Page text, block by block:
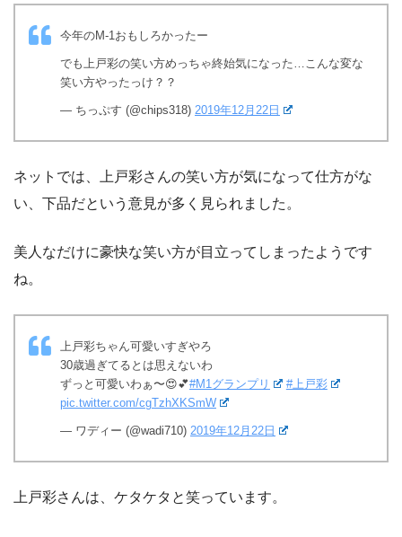
今年のM-1おもしろかったー
でも上戸彩の笑い方めっちゃ終始気になった…こんな変な
笑い方やったっけ？？
— ちっぷす (@chips318) 2019年12月22日
ネットでは、上戸彩さんの笑い方が気になって仕方がな
い、下品だという意見が多く見られました。
美人なだけに豪快な笑い方が目立ってしまったようです
ね。
上戸彩ちゃん可愛いすぎやろ
30歳過ぎてるとは思えないわ
ずっと可愛いわぁ〜😍💕#M1グランプリ
#上戸彩
pic.twitter.com/cgTzhXKSmW
— ワディー (@wadi710) 2019年12月22日
上戸彩さんは、ケタケタと笑っています。